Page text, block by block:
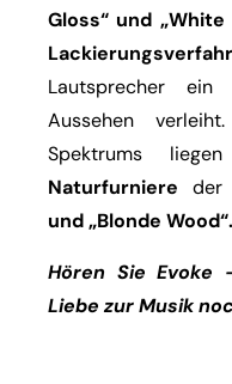
Gloss“ und „White
Lautsprecher ein
Aussehen
Spektrums
Naturfurniere der
und „Blonde Wood“.
Hören Sie Evoke
Liebe zur Musik